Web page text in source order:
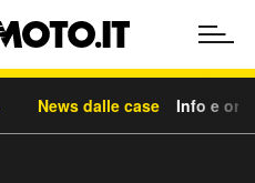
News dalle case Info e